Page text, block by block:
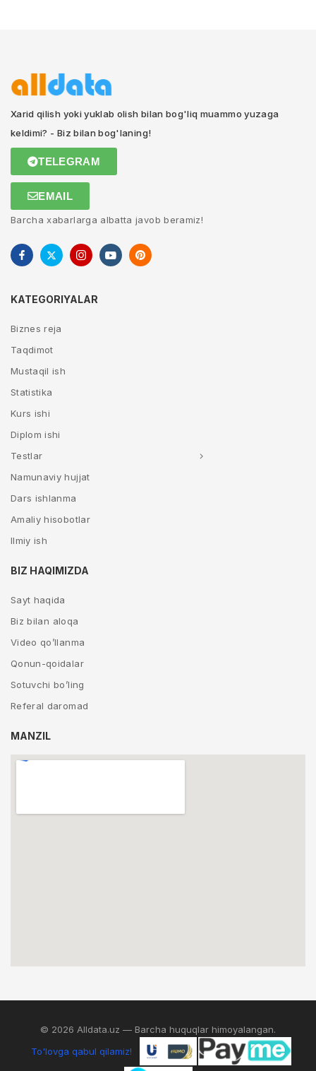
Xarid qilish yoki yuklab olish bilan bog'liq muammo yuzaga
keldimi? - Biz bilan bog'laning!
TELEGRAM
EMAIL
Barcha xabarlarga albatta javob beramiz!
KATEGORIYALAR
Biznes reja
Taqdimot
Mustaqil ish
Statistika
Kurs ishi
Diplom ishi
Testlar
Namunaviy hujjat
Dars ishlanma
Amaliy hisobotlar
Ilmiy ish
BIZ HAQIMIZDA
Sayt haqida
Biz bilan aloqa
Video qo’llanma
Qonun-qoidalar
Sotuvchi bo’ling
Referal daromad
MANZIL
© 2026 Alldata.uz — Barcha huquqlar himoyalangan.
To'lovga qabul qilamiz!